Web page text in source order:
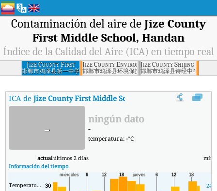
Contaminación del aire de Jize County
First Middle School, Handan
Índice de la Calidad del Aire (ICA) en tiempo real
Jize County First
Middle School,
Handan
邯郸市鸡泽县第一中学
Jize County Environmental Protection
邯郸市鸡泽县环境保护局
Jize County Shijing
邯郸市鸡泽县诗经中学
ICA deJize County First Middle School, Handan :Índice de la
- ningún dato
-
temperatura:-°C
actualúltimos 2 días mín.
Información del tiempo
Temperatura. 30 24